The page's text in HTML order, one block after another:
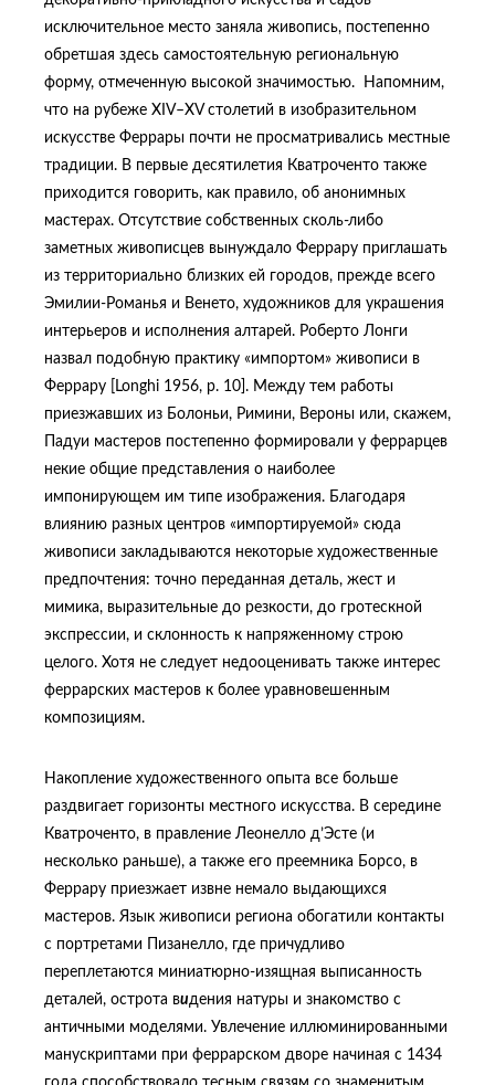
исключительное место заняла живопись, постепенно
обретшая здесь самостоятельную региональную
форму, отмеченную высокой значимостью. Напомним,
что на рубеже XIV–XV столетий в изобразительном
искусстве Феррары почти не просматривались местные
традиции. В первые десятилетия Кватроченто также
приходится говорить, как правило, об анонимных
мастерах. Отсутствие собственных сколь-либо
заметных живописцев вынуждало Феррару приглашать
из территориально близких ей городов, прежде всего
Эмилии-Романья и Венето, художников для украшения
интерьеров и исполнения алтарей. Роберто Лонги
назвал подобную практику «импортом» живописи в
Феррару [Longhi 1956, p. 10]. Между тем работы
приезжавших из Болоньи, Римини, Вероны или, скажем,
Падуи мастеров постепенно формировали у феррарцев
некие общие представления о наиболее
импонирующем им типе изображения. Благодаря
влиянию разных центров «импортируемой» сюда
живописи закладываются некоторые художественные
предпочтения: точно переданная деталь, жест и
мимика, выразительные до резкости, до гротескной
экспрессии, и склонность к напряженному строю
целого. Хотя не следует недооценивать также интерес
феррарских мастеров к более уравновешенным
композициям.
Накопление художественного опыта все больше
раздвигает горизонты местного искусства. В середине
Кватроченто, в правление Леонелло д’Эсте (и
несколько раньше), а также его преемника Борсо, в
Феррару приезжает извне немало выдающихся
мастеров. Язык живописи региона обогатили контакты
с портретами Пизанелло, где причудливо
переплетаются миниатюрно-изящная выписанность
деталей, острота видения натуры и знакомство с
античными моделями. Увлечение иллюминированными
манускриптами при феррарском дворе начиная с 1434